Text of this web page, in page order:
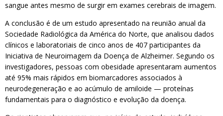
sangue antes mesmo de surgir em exames cerebrais de imagem.
A conclusão é de um estudo apresentado na reunião anual da
Sociedade Radiológica da América do Norte, que analisou dados
clínicos e laboratoriais de cinco anos de 407 participantes da
Iniciativa de Neuroimagem da Doença de Alzheimer. Segundo os
investigadores, pessoas com obesidade apresentaram aumentos
até 95% mais rápidos em biomarcadores associados à
neurodegeneração e ao acúmulo de amiloide — proteínas
fundamentais para o diagnóstico e evolução da doença.